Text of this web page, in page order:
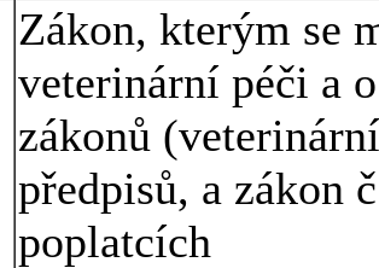
Zákon, kterým se
veterinární péči a
zákonů
předpisů, a zákon
poplatcích